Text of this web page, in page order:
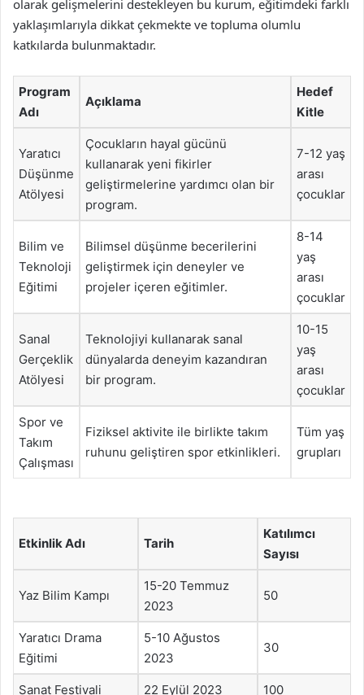
olarak gelişmelerini destekleyen bu kurum, eğitimdeki farklı
yaklaşımlarıyla dikkat çekmekte ve topluma olumlu
katkılarda bulunmaktadır.
Program
Adı
Açıklama
Hedef
Kitle
Yaratıcı
Düşünme
Atölyesi
Çocukların hayal gücünü
kullanarak yeni fikirler
geliştirmelerine yardımcı olan bir
program.
7-12 yaş
arası
çocuklar
Bilim ve
Teknoloji
Eğitimi
Bilimsel düşünme becerilerini
geliştirmek için deneyler ve
projeler içeren eğitimler.
8-14
yaş
arası
çocuklar
Sanal
Gerçeklik
Atölyesi
Teknolojiyi kullanarak sanal
dünyalarda deneyim kazandıran
bir program.
10-15
yaş
arası
çocuklar
Spor ve
Takım
Çalışması
Fiziksel aktivite ile birlikte takım
ruhunu geliştiren spor etkinlikleri.
Tüm yaş
grupları
Etkinlik Adı Tarih
Katılımcı
Sayısı
Yaz Bilim Kampı
15-20 Temmuz
2023
50
Yaratıcı Drama
Eğitimi
5-10 Ağustos
2023
30
Sanat Festivali 22 Eylül 2023 100